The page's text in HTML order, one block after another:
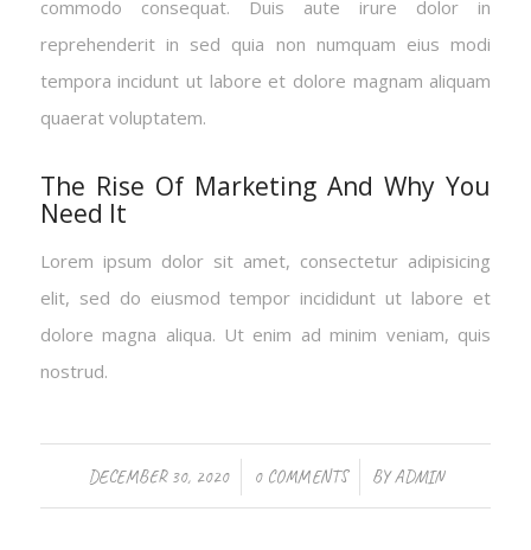
commodo consequat. Duis aute irure dolor in
reprehenderit in sed quia non numquam eius modi
tempora incidunt ut labore et dolore magnam aliquam
quaerat voluptatem.
The Rise Of Marketing And Why You
Need It
Lorem ipsum dolor sit amet, consectetur adipisicing
elit, sed do eiusmod tempor incididunt ut labore et
dolore magna aliqua. Ut enim ad minim veniam, quis
nostrud.
DECEMBER 30, 2020
/ 0 COMMENTS
/ BYADMIN